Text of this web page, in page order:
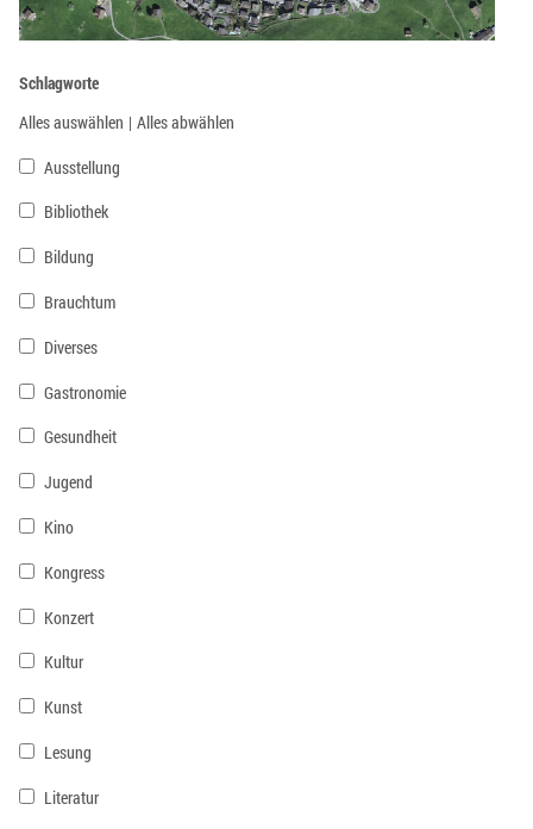
Schlagworte
Alles auswählen | Alles abwählen
Ausstellung
Bibliothek
Bildung
Brauchtum
Diverses
Gastronomie
Gesundheit
Jugend
Kino
Kongress
Konzert
Kultur
Kunst
Lesung
Literatur